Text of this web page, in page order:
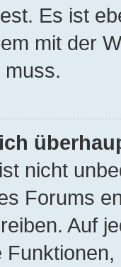
Es ist
mit der
nicht
Forums
Auf